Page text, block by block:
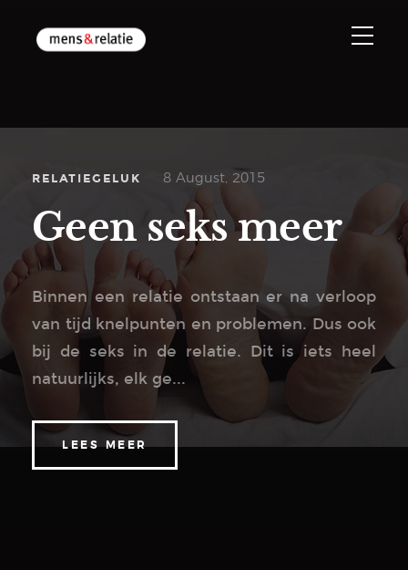
RELATIEGELUK 8 August, 2015
Geen seks meer
Binnen een relatie ontstaan er na verloop
van tijd knelpunten en problemen. Dus ook
bij de seks in de relatie. Dit is iets heel
natuurlijks, elk ge...
LEES MEER